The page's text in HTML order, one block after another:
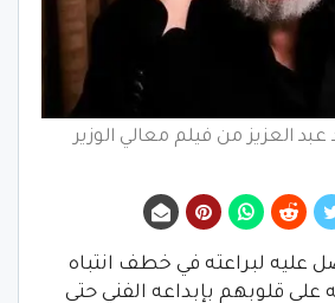
العزيز من فيلم معالي الوزير
عليه لبراعته في خطف انتباه
قلوبهم بإبداعه الفني حتى